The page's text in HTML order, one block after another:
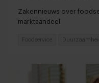
Zakennieuws over
marktaandeel
Foodservice Duurzaamheid